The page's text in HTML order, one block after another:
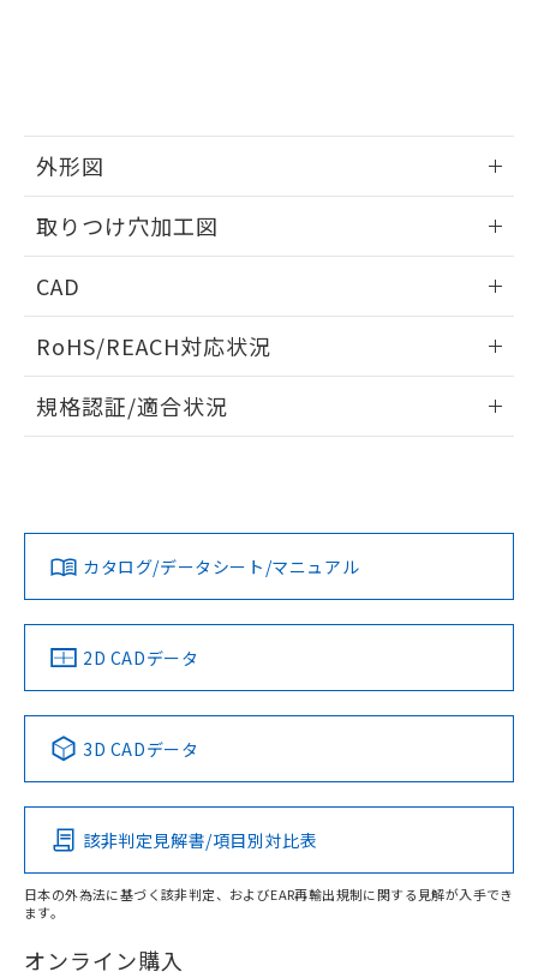
外形図
取りつけ穴加工図
CAD
ドすることができます。
ログイン/会員登録
ダウンロードデータをご利用いただく前に、以下を必ずお読
みください。
ソフトウェアの使用条件
RoHS/REACH対応状況
EU RoHS 注意事項・凡例
対応済み
中国 RoHS 注意事項・凡例
Pb Hg Cd Cr(VI)
O
在庫等で未対応品が混在する可能性があります。
規格認証/適合状況
LR型式承認
（イギリス
船舶規格）
DNV型式承認
（ノルウェー
BV型式承認
（フランス
KR型式
（韓国
No No No No
この製品の規格認証/適合状況ページへ
その他の認証はこちらのページからご検索ください
カタログ/データシート/マニュアル
2D CADデータ
3D CADデータ
該非判定見解書/項目別対比表
日本の外為法に基づく該非判定、およびEAR再輸出規制に関する見解が入手でき
ます。
オンライン購入
品・サービスに関するお客様との取
をご了承ください。
※当社の共同利用者とは、
下記の非含有証明書をダウンロードするこ
とができます。
EU RoHS指令（10物質）の非含有証明書
51物質の非含有証明書（当社基準）
※本証明書は発行日時点で非含有を証明す
ものではありません。
また、RoHS指令のフタル酸エステル類４
物質の対応では、対応完了までの期間は出
欄に対応日を記載しておりました。
既に当社にて対応品への在庫切替を完了